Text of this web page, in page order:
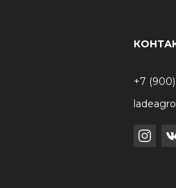
+7 (900)